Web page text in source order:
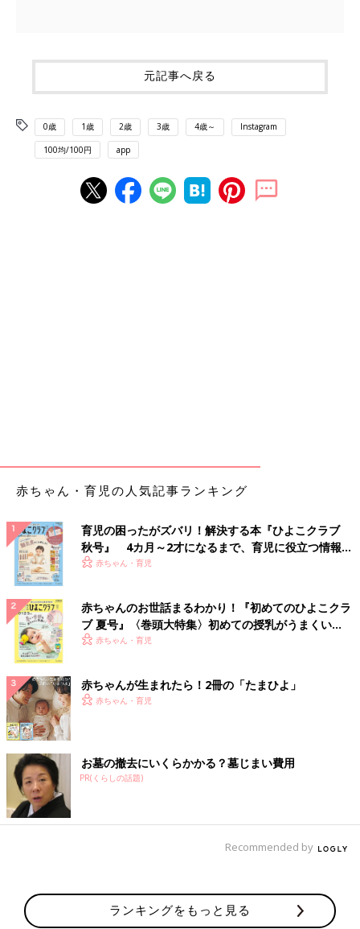
元記事へ戻る
0歳 1歳 2歳 3歳 4歳～ Instagram
100均/100円 app
赤ちゃん・育児の人気記事ランキング
育児の困ったがズバリ！解決する本『ひよこクラブ
秋号』 4カ月～2才になるまで、育児に役立つ情報が
いっぱい！
赤ちゃん・育児
赤ちゃんのお世話まるわかり！『初めてのひよこクラ
ブ 夏号』〈巻頭大特集〉初めての授乳がうまくい
く！ おっぱい・ミルクの基本と夏のトラブル 解決テ
赤ちゃん・育児
赤ちゃんが生まれたら！2冊の「たまひよ」
赤ちゃん・育児
お墓の撤去にいくらかかる？墓じまい費用
PR(くらしの話題)
Recommended by
ランキングをもっと見る